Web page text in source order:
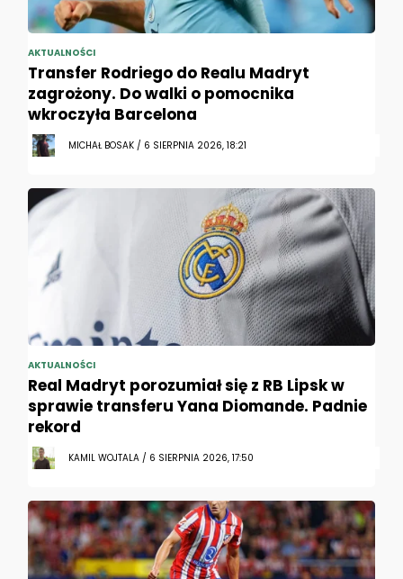
AKTUALNOŚCI
Transfer Rodriego do Realu Madryt
zagrożony. Do walki o pomocnika
wkroczyła Barcelona
MICHAŁ BOSAK / 6 SIERPNIA 2026, 18:21
AKTUALNOŚCI
Real Madryt porozumiał się z RB Lipsk w
sprawie transferu Yana Diomande. Padnie
rekord
KAMIL WOJTALA / 6 SIERPNIA 2026, 17:50